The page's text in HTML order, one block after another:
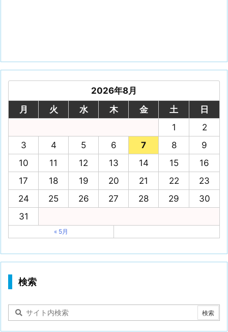
2026年8月
月
火 水 木 金 土
日
1
2
3
4 5 6 7 8
9
10
11 12 13 14 15
16
17
18 19 20 21 22
23
24
25 26 27 28 29
30
31
« 5月
検索